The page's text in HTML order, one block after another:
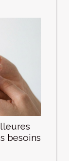
besoins